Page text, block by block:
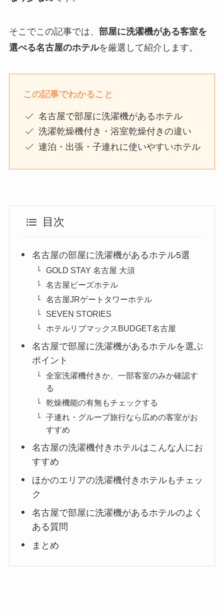
そこでこの記事では、 部屋に洗濯機がある客室を
選べる名古屋のホテルを厳選して紹介します。
この記事でわかること
名古屋で部屋に洗濯機があるホテル
洗濯乾燥機付き・浴室乾燥付きの違い
連泊・出張・子連れに使いやすいホテル
目次
名古屋の部屋に洗濯機があるホテル5選
GOLD STAY 名古屋 大須
名古屋ビーズホテル
名古屋JRゲートタワーホテル
SEVEN STORIES
ホテルリブマックスBUDGET名古屋
名古屋で部屋に洗濯機があるホテルを選ぶ
ポイント
全室洗濯機付きか、一部客室のみか確認す
る
乾燥機能の有無もチェックする
子連れ・グループ旅行なら広めの客室がお
すすめ
名古屋の洗濯機付きホテルはこんな人にお
すすめ
ほかのエリアの洗濯機付きホテルもチェッ
ク
名古屋で部屋に洗濯機があるホテルのよく
ある質問
まとめ